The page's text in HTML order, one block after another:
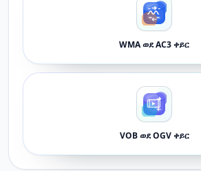
WMA ወደ AC3 ቀይር
VOB ወደ OGV ቀይር